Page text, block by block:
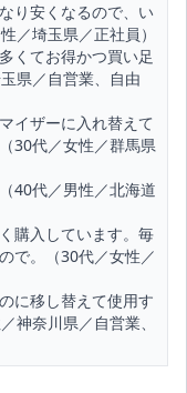
り安くなるので、い
／埼玉県／正社員）
くてお得かつ買い足
県／自営業、自由
イザーに入れ替えて
30代／女性／群馬県
40代／男性／北海道
購入しています。毎
で。（30代／女性／
に移し替えて使用す
神奈川県／自営業、